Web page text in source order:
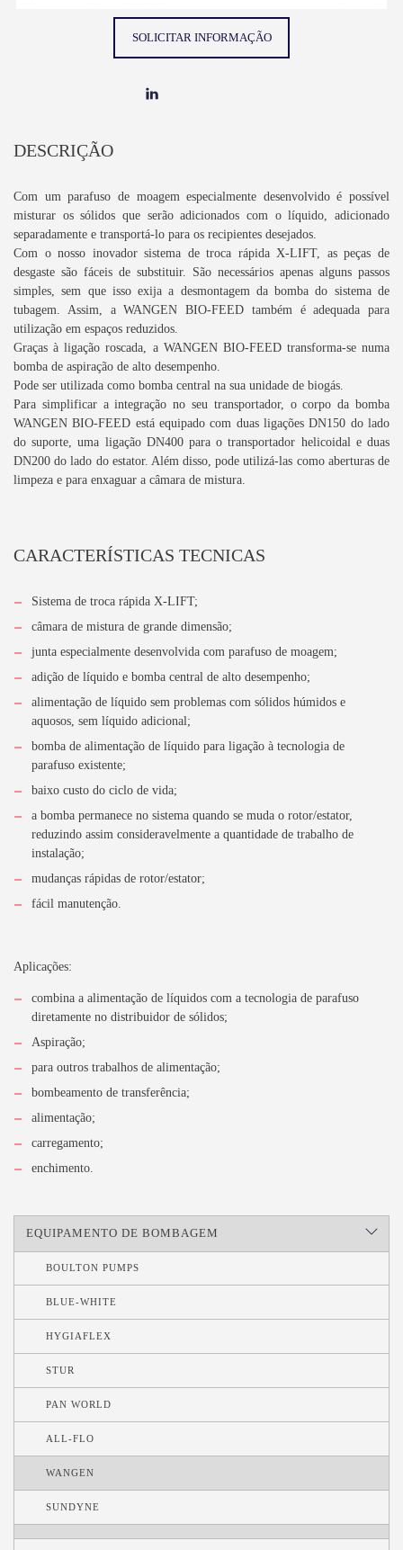
EQUIPAMENTO DE BOMBAGEM
BOULTON PUMPS
BLUE-WHITE
HYGIAFLEX
STUR
PAN WORLD
ALL-FLO
WANGEN
SUNDYNE
SOLICITAR INFORMAÇÃO
DESCRIÇÃO
Com um parafuso de moagem especialmente desenvolvido é possível
misturar os sólidos que serão adicionados com o líquido, adicionado
separadamente e transportá-lo para os recipientes desejados.
Com o nosso inovador sistema de troca rápida X-LIFT, as peças de
desgaste são fáceis de substituir. São necessários apenas alguns passos
simples, sem que isso exija a desmontagem da bomba do sistema de
tubagem. Assim, a WANGEN BIO-FEED também é adequada para
utilização em espaços reduzidos.
Graças à ligação roscada, a WANGEN BIO-FEED transforma-se numa
bomba de aspiração de alto desempenho.
Pode ser utilizada como bomba central na sua unidade de biogás.
Para simplificar a integração no seu transportador, o corpo da bomba
WANGEN BIO-FEED está equipado com duas ligações DN150 do lado
do suporte, uma ligação DN400 para o transportador helicoidal e duas
DN200 do lado do estator. Além disso, pode utilizá-las como aberturas de
limpeza e para enxaguar a câmara de mistura.
CARACTERÍSTICAS TECNICAS
Sistema de troca rápida X-LIFT;
câmara de mistura de grande dimensão;
junta especialmente desenvolvida com parafuso de moagem;
adição de líquido e bomba central de alto desempenho;
alimentação de líquido sem problemas com sólidos húmidos e
aquosos, sem líquido adicional;
bomba de alimentação de líquido para ligação à tecnologia de
parafuso existente;
baixo custo do ciclo de vida;
a bomba permanece no sistema quando se muda o rotor/estator,
reduzindo assim consideravelmente a quantidade de trabalho de
instalação;
mudanças rápidas de rotor/estator;
fácil manutenção.
Aplicações:
combina a alimentação de líquidos com a tecnologia de parafuso
diretamente no distribuidor de sólidos;
Aspiração;
para outros trabalhos de alimentação;
bombeamento de transferência;
alimentação;
carregamento;
enchimento.